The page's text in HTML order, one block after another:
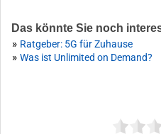
Das könnte Sie noch
» Ratgeber: 5G für Zuhause
» Was ist Unlimited on Demand?